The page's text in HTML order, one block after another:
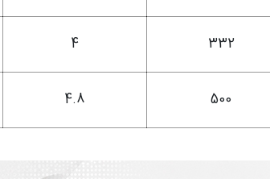
332
4
500
4.8